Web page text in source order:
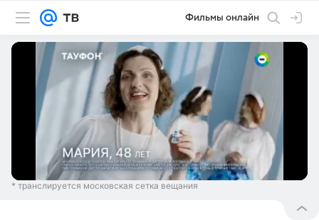
Фильмы онлайн
* транслируется московская сетка вещания